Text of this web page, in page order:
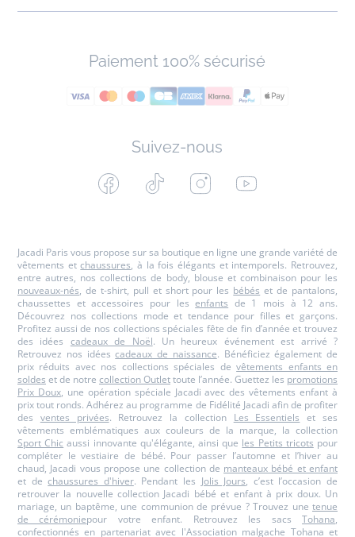
Paiement 100% sécurisé
Suivez-nous
Facebook Tiktok InstagramYoutube
Jacadi Paris vous propose sur sa boutique en ligne une grande variété de
vêtements etchaussures, à la fois élégants et intemporels. Retrouvez,
entre autres, nos collections de body, blouse et combinaison pour les
nouveaux-nés, de t-shirt, pull et short pour les bébés et de pantalons,
chaussettes et accessoires pour lesenfants de 1 mois à 12 ans.
Découvrez nos collections mode et tendance pour filles et garçons.
Profitez aussi de nos collections spéciales fête de fin d’année et trouvez
des idées cadeaux de Noël. Un heureux événement est arrivé ?
Retrouvez nos idéescadeaux de naissance. Bénéficiez également de
prix réduits avec nos collections spéciales devêtements enfants en
soldes et de notre collection Outlettoute l’année. Guettez les promotions
Prix Doux, une opération spéciale Jacadi avec des vêtements enfant à
prix tout ronds. Adhérez au programme de Fidélité Jacadi afin de profiter
des ventes privées. Retrouvez la collection Les Essentiels et ses
vêtements emblématiques aux couleurs de la marque, la collection
Sport Chic aussi innovante qu'élégante, ainsi que les Petits tricots pour
compléter le vestiaire de bébé. Pour passer l’automne et l’hiver au
chaud, Jacadi vous propose une collection de manteaux bébé et enfant
et dechaussures d'hiver. Pendant les Jolis Jours, c’est l’occasion de
retrouver la nouvelle collection Jacadi bébé et enfant à prix doux. Un
mariage, un baptême, une communion de prévue ? Trouvez une tenue
de cérémoniepour votre enfant. Retrouvez les sacsTohana,
confectionnés en partenariat avec l'Association malgache Tohana et